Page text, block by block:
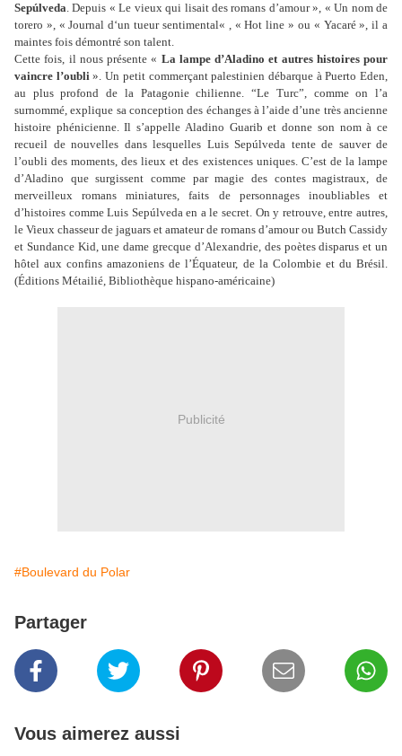
Sepúlveda. Depuis « Le vieux qui lisait des romans d’amour », « Un nom de
torero », « Journal d‘un tueur sentimental« , « Hot line » ou « Yacaré », il a
maintes fois démontré son talent.
Cette fois, il nous présente « La lampe d’Aladino et autres histoires pour
vaincre l’oubli». Un petit commerçant palestinien débarque à Puerto Eden,
au plus profond de la Patagonie chilienne. “Le Turc”, comme on l’a
surnommé, explique sa conception des échanges à l’aide d’une très ancienne
histoire phénicienne. Il s’appelle Aladino Guarib et donne son nom à ce
recueil de nouvelles dans lesquelles Luis Sepúlveda tente de sauver de
l’oubli des moments, des lieux et des existences uniques. C’est de la lampe
d’Aladino que surgissent comme par magie des contes magistraux, de
merveilleux romans miniatures, faits de personnages inoubliables et
d’histoires comme Luis Sepúlveda en a le secret. On y retrouve, entre autres,
le Vieux chasseur de jaguars et amateur de romans d’amour ou Butch Cassidy
et Sundance Kid, une dame grecque d’Alexandrie, des poètes disparus et un
hôtel aux confins amazoniens de l’Équateur, de la Colombie et du Brésil.
(Éditions Métailié, Bibliothèque hispano-américaine)
Publicité
#Boulevard du Polar
Partager
Vous aimerez aussi